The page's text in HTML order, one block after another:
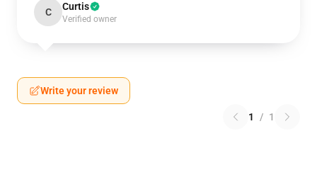
C Curtis
Verified owner
Write your review
1 / 1